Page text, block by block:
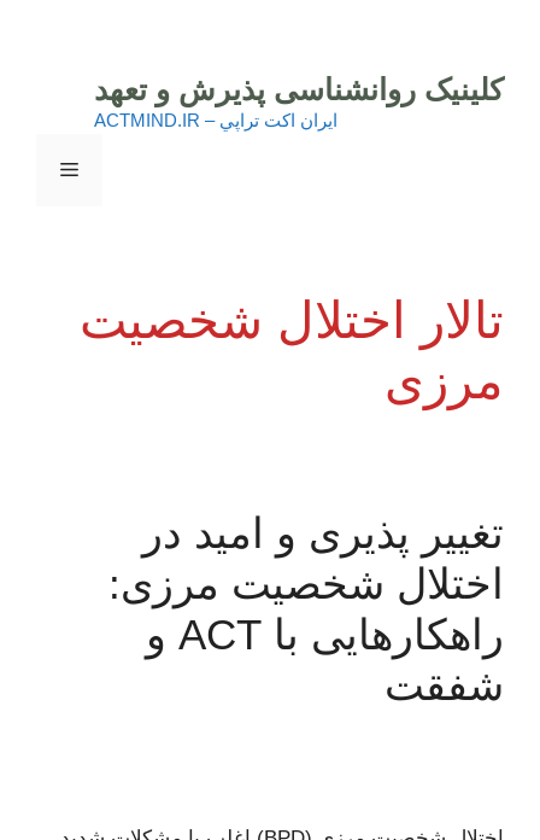
محتواکلینیک روانشناسی پذیرش و تعهد
ايران اكت تراپي – ACTMIND.IR
فهرست
تالار اختلال شخصیت
مرزی
تغییر پذیری و امید در
اختلال شخصیت مرزی:
راهکارهایی با ACT و
شفقت